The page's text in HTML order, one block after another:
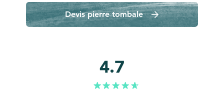
Devis pierre tombale
4.7